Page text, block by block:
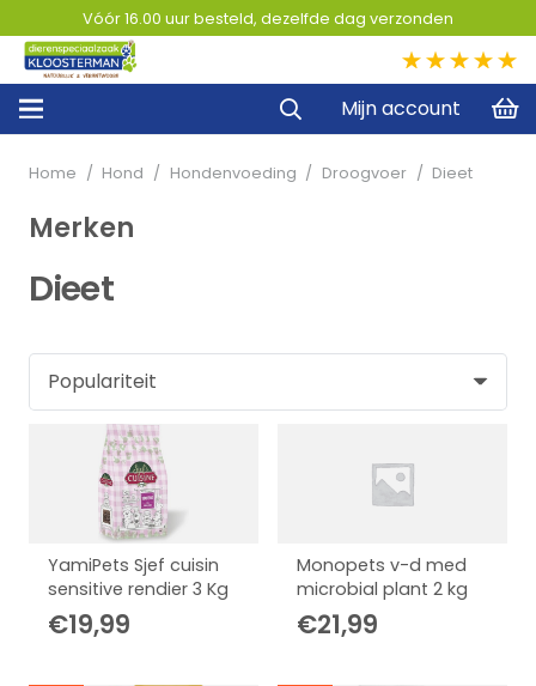
Vóór 16.00 uur besteld, dezelfde dag verzonden
Mijn account
Home / Hond / Hondenvoeding / Droogvoer / Dieet
Dieet
YamiPets Sjef cuisin
sensitive rendier 3 Kg
€19,99
Monopets v-d med
microbial plant 2 kg
€21,99
Merken